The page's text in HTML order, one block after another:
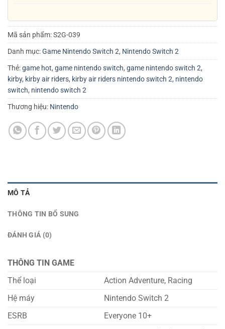
Mã sản phẩm:S2G-039
Danh mục:Game Nintendo Switch 2, Nintendo Switch 2
Thẻ:game hot, game nintendo switch, game nintendo switch 2,
kirby, kirby air riders, kirby air riders nintendo switch 2, nintendo
switch, nintendo switch 2
Thương hiệu: Nintendo
MÔ TẢ
THÔNG TIN BỔ SUNG
ĐÁNH GIÁ (0)
THÔNG TIN GAME
Thể loại
Action Adventure, Racing
Hệ máy
Nintendo Switch 2
ESRB
Everyone 10+